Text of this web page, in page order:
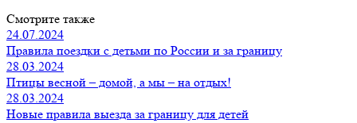
Смотрите также
24.07.2024
Правила поездки с детьми по России и за границу
28.03.2024
Птицы весной – домой, а мы – на отдых!
28.03.2024
Новые правила выезда за границу для детей